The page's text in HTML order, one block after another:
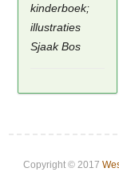
kinderboek;
illustraties
Sjaak Bos
Copyright © 2017